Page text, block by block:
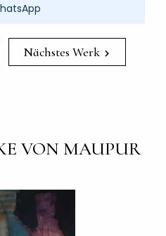
Nächstes Werk
VON MAUPUR